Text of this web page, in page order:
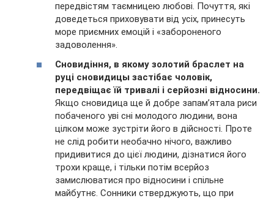
передвістям таємницею любові. Почуття, які
доведеться приховувати від усіх, принесуть
море приємних емоцій і «забороненого
задоволення».
Сновидіння, в якому золотий браслет на
руці сновидицы застібає чоловік,
передвіщає їй тривалі і серйозні відносини.
Якщо сновидица ще й добре запам’ятала риси
побаченого уві сні молодого людини, вона
цілком може зустріти його в дійсності. Проте
не слід робити необачно нічого, важливо
придивитися до цієї людини, дізнатися його
трохи краще, і тільки потім всерйоз
замислюватися про відносини і спільне
майбутнє. Сонники стверджують, що при